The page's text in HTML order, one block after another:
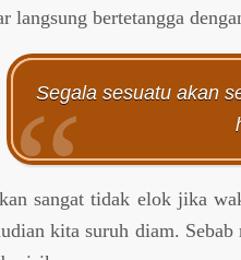
langsung bertetangga
Segala sesuatu akan
sangat tidak elok jika
kita suruh diam.